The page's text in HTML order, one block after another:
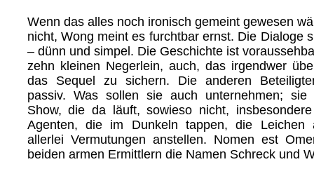
Wenn das alles noch ironisch gemeint gewesen
nicht, Wong meint es furchtbar ernst. Die Dialoge
– dünn und simpel. Die Geschichte ist
zehn kleinen Negerlein, auch, das irgendwer
das Sequel zu sichern. Die anderen
passiv. Was sollen sie auch unternehmen; sie
Show, die da läuft, sowieso nicht,
Agenten, die im Dunkeln tappen, die Leichen
allerlei Vermutungen anstellen. Nomen est
beiden armen Ermittlern die Namen Schreck und